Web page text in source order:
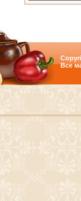
Все